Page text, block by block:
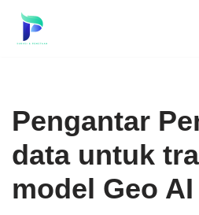
Skip
Pengantar
data untuk
model Geo AI